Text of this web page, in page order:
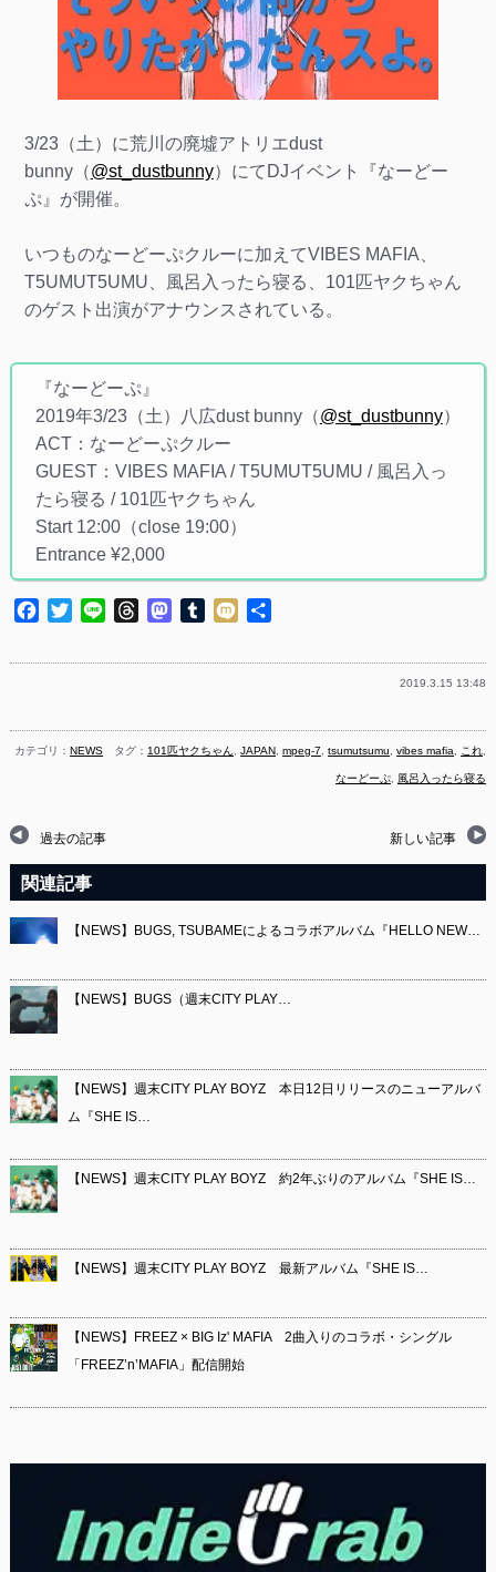
3/23（土）に荒川の廃墟アトリエdust
bunny（@st_dustbunny）にてDJイベント『なーどー
ぷ』が開催。
いつものなーどーぷクルーに加えてVIBES MAFIA、
T5UMUT5UMU、風呂入ったら寝る、101匹ヤクちゃん
のゲスト出演がアナウンスされている。
『なーどーぷ』
2019年3/23（土）八広dust bunny（@st_dustbunny）
ACT：なーどーぷクルー
GUEST：VIBES MAFIA / T5UMUT5UMU / 風呂入っ
たら寝る / 101匹ヤクちゃん
Start 12:00（close 19:00）
Entrance ¥2,000
Facebook
TwitterLine ThreadsMastodon
Tumblr
Mixi
2019.3.15 13:48
カテゴリ：NEWS タグ： 101匹ヤクちゃん ,JAPAN ,mpeg-7 ,tsumutsumu ,vibes mafia これ
なーどーぷ 風呂入ったら寝る
過去の記事 新しい記事
関連記事
【NEWS】BUGS, TSUBAMEによるコラボアルバム『HELLO NEW…
【NEWS】BUGS（週末CITY PLAY…
【NEWS】週末CITY PLAY BOYZ 本日12日リリースのニューアルバ
ム『SHE IS…
【NEWS】週末CITY PLAY BOYZ 約2年ぶりのアルバム『SHE IS…
【NEWS】週末CITY PLAY BOYZ 最新アルバム『SHE IS…
【NEWS】FREEZ × BIG Iz' MAFIA 2曲入りのコラボ・シングル
「FREEZ’n’MAFIA」配信開始